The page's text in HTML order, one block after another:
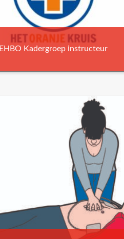
EHBO Kadergroep instructeur